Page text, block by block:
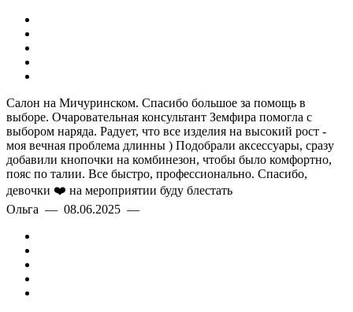
Салон на Мичуринском. Спасибо большое за помощь в
выборе. Очаровательная консультант Земфира помогла с
выбором наряда. Радует, что все изделия на высокий рост -
моя вечная проблема длинны ) Подобрали аксессуары, сразу
добавили кнопочки на комбинезон, чтобы было комфортно,
пояс по талии. Все быстро, профессионально. Спасибо,
девочки ❤️ на мероприятии буду блестать
Ольга — 08.06.2025 —